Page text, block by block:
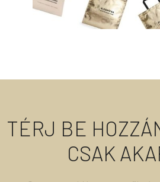
TÉRJ BE
CSAK